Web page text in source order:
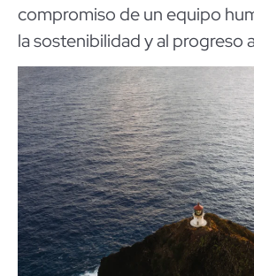
compromiso de un equipo
la sostenibilidad y al progreso